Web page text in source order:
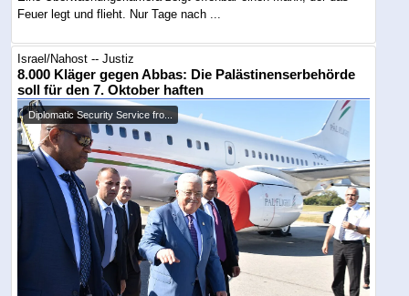
Feuer legt und flieht. Nur Tage nach ...
Israel/Nahost -- Justiz
8.000 Kläger gegen Abbas: Die Palästinenserbehörde
soll für den 7. Oktober haften
Diplomatic Security Service fro...